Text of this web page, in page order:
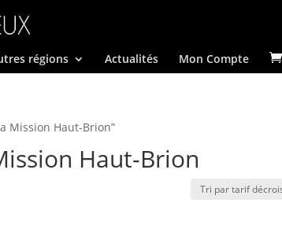
régions Actualités Mon Compte
Mission Haut-Brion”
Haut-Brion